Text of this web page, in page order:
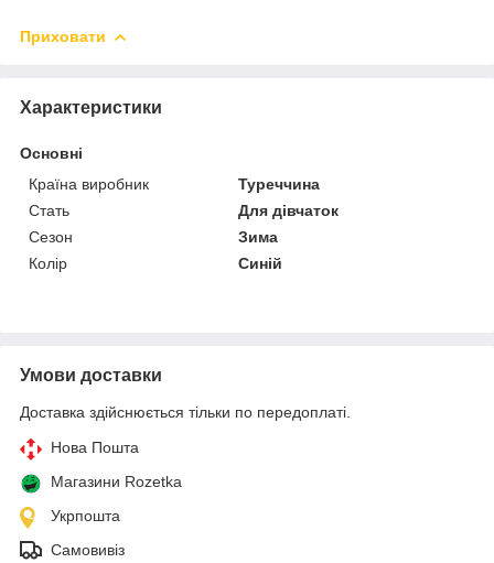
Приховати
Характеристики
Основні
Країна виробник
Туреччина
Стать
Для дівчаток
Сезон
Зима
Колір
Синій
Умови доставки
Доставка здійснюється тільки по передоплаті.
Нова Пошта
Магазини Rozetka
Укрпошта
Самовивіз